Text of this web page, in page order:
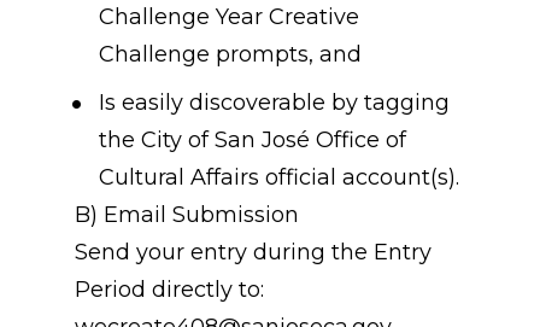
Challenge Year Creative
Challenge prompts, and
Is easily discoverable by tagging
the City of San José Office of
Cultural Affairs official account(s).
B) Email Submission
Send your entry during the Entry
Period directly to: